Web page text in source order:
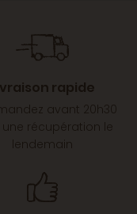
rapide
avant 20h30
récupération le
lendemain